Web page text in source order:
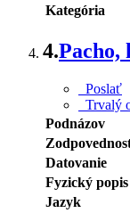
Kategória
4.Pacho,
Poslať
Trvalý
Podnázov
Datovanie
Fyzický popis
Jazyk